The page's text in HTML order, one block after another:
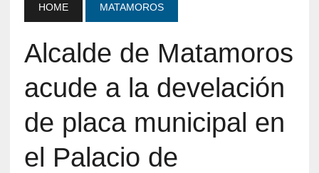
HOME MATAMOROS
Alcalde de Matamoros
acude a la develación
de placa municipal en
el Palacio de